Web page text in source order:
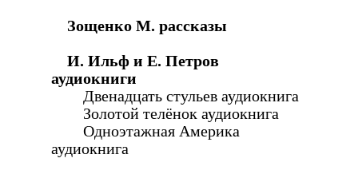
Зощенко М. рассказы
И. Ильф и Е. Петров
аудиокниги
Двенадцать стульев аудиокнига
Золотой телёнок аудиокнига
Одноэтажная Америка
аудиокнига